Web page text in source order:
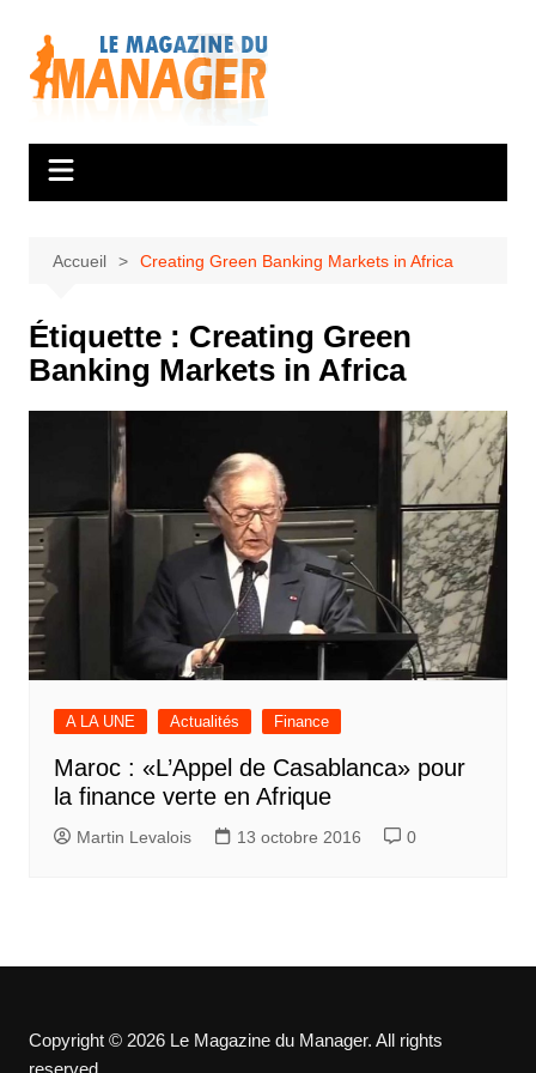
contenu
Accueil Creating Green Banking Markets in Africa
Étiquette : Creating Green
Banking Markets in Africa
A LA UNE Actualités Finance
Maroc : «L’Appel de Casablanca» pour
la finance verte en Afrique
Martin Levalois 13 octobre 2016 0
Copyright © 2026 Le Magazine du Manager. All rights
reserved.